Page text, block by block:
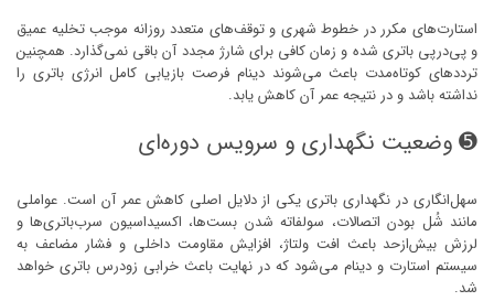
استارت‌های مکرر در خطوط شهری و توقف‌های متعدد روزانه موجب تخلیه عمیق
و پی‌درپی باتری شده و زمان کافی برای شارژ مجدد آن باقی نمی‌گذارد. همچنین
ترددهای کوتاه‌مدت باعث می‌شوند دینام فرصت بازیابی کامل انرژی باتری را
نداشته باشد و در نتیجه عمر آن کاهش یابد.
➎ وضعیت نگهداری و سرویس دوره‌ای
سهل‌انگاری در نگهداری باتری یکی از دلایل اصلی کاهش عمر آن است. عواملی
مانند شُل بودن اتصالات، سولفاته شدن بست‌ها، اکسیداسیون سرب‌باتری‌ها و
لرزش بیش‌ازحد باعث افت ولتاژ، افزایش مقاومت داخلی و فشار مضاعف به
سیستم استارت و دینام می‌شود که در نهایت باعث خرابی زودرس باتری خواهد
شد.